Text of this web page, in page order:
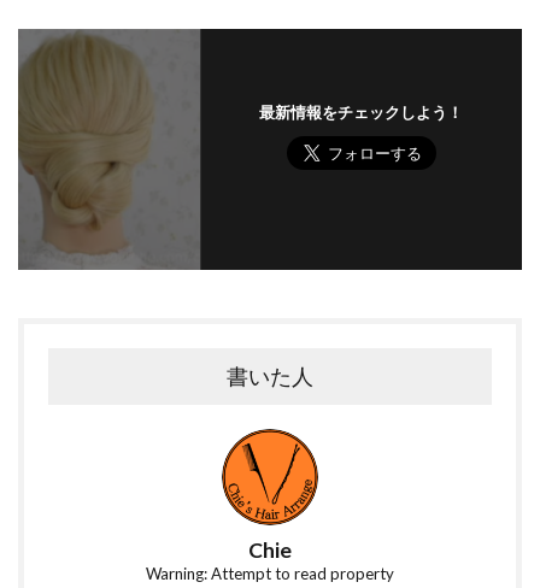
最新情報をチェックしよう！
書いた人
Chie
Warning: Attempt to read property